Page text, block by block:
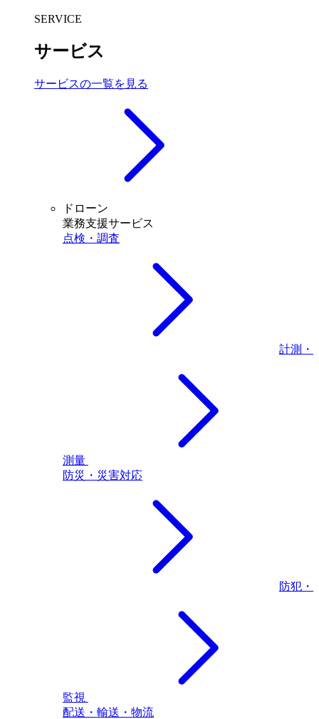
SERVICE
サービス
サービスの一覧を見る
ドローン
業務支援サービス
点検・調査
計測・
測量
防災・災害対応
防犯・
監視
配送・輸送・物流